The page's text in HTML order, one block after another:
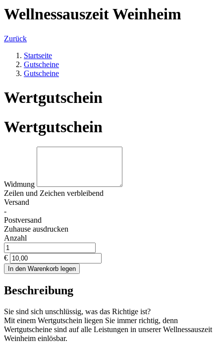
Wellnessauszeit Weinheim
Zurück
Startseite
Gutscheine
Gutscheine
Wertgutschein
Wertgutschein
Widmung
Zeilen und Zeichen verbleibend
Versand
-
Postversand
Zuhause ausdrucken
Anzahl
€
In den Warenkorb legen
Beschreibung
Sie sind sich unschlüssig, was das Richtige ist?
Mit einem Wertgutschein liegen Sie immer richtig, denn
Wertgutscheine sind auf alle Leistungen in unserer Wellnessauszeit
Weinheim einlösbar.